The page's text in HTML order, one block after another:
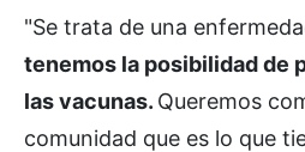
"Se trata de una
tenemos la posibilidad de
las vacunas. Queremos
comunidad que es lo que